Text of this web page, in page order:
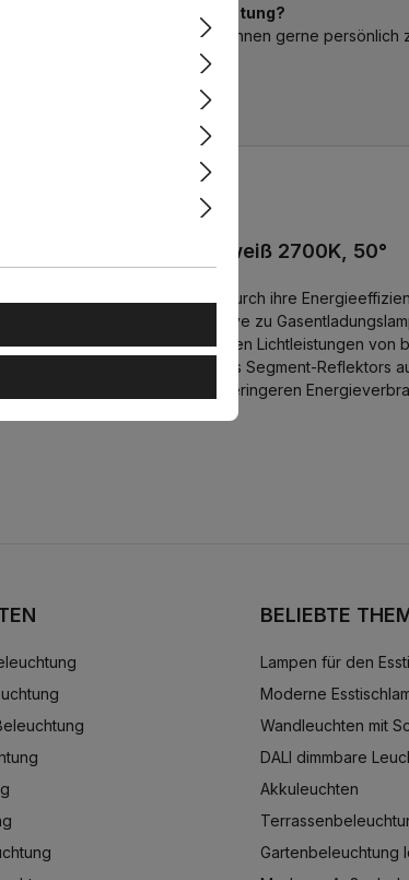
Sie wünschen eine Beratung?
Unsere Experten stehen Ihnen gerne persönlich
info@lichtkarree.de
Schwarz, Extra-Warmweiß 2700K, 50°
Grid-Reihe zeichnen sich durch ihre
und sparsame Alternative zu
Die HP-LED-Versionen bieten Lichtleistungen von
Das spezielle Design des Segment-Reflektors
garantieren einen geringeren
BELIEBTE
Lampen für den
Moderne
Wandleuchten mit
DALI dimmbare
Akkuleuchten
Gartenbeleuchtung